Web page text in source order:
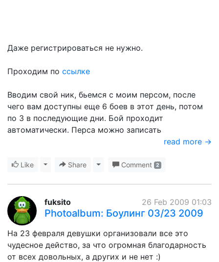
Даже регистрироваться не нужно.
Проходим по ссылке
Вводим свой ник, бьемся с моим персом, после
чего вам доступны еще 6 боев в этот день, потом
по 3 в последующие дни. Бой проходит
автоматически. Перса можно записать
read more →
Like Toggle Dropdown
Share Toggle Dropdown
Comment 2
26 Feb 2009 01:03
fuksito
Photoalbum: Боулинг 03/23 2009
На 23 февраля девушки организовали все это
чудесное действо, за что огромная благодарность
от всех довольных, а других и не нет :)